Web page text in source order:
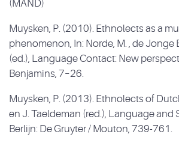
(MAND)
Muysken, P. (2010). Ethnolects as a
phenomenon, In: Norde, M. , de Jonge
(ed.), Language Contact: New
Benjamins, 7–26.
Muysken, P. (2013). Ethnolects of
en J. Taeldeman (red.), Language and
Berlijn: De Gruyter / Mouton, 739-761.